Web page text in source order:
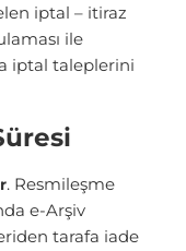
iptal – itiraz
ile
iptal taleplerini
. Resmileşme
e-Arşiv
tarafa iade